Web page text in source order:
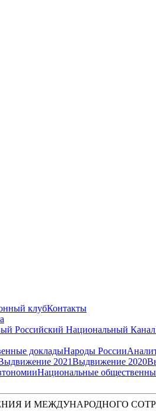
клубКонтакты
Российский Национальный Канал
докладыНароды России
2021Выдвижение 2020
Национальные
И МЕЖДУНАРОДНОГО